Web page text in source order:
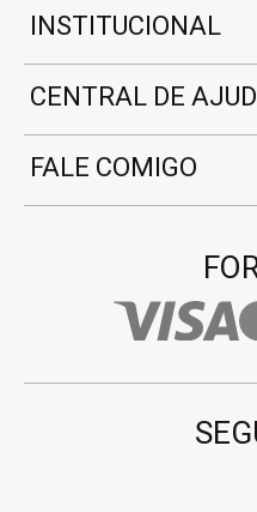
INSTITUCIONAL
CENTRAL DE
FALE COMIGO